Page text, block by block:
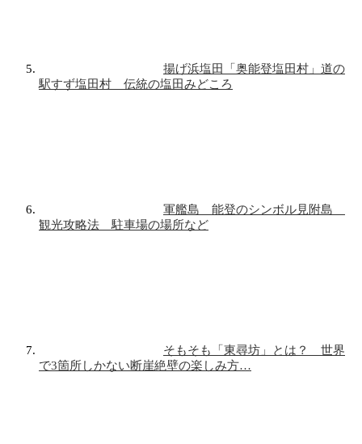
揚げ浜塩田「奥能登塩田村」道の
駅すず塩田村 伝統の塩田みどころ
軍艦島 能登のシンボル見附島
観光攻略法 駐車場の場所など
そもそも「東尋坊」とは？ 世界
で3箇所しかない断崖絶壁の楽しみ方…